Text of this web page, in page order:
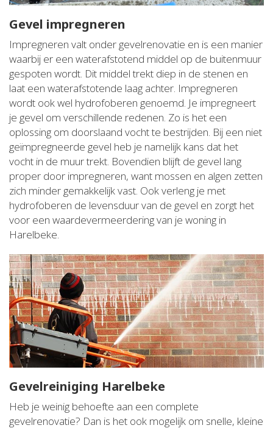
Gevel impregneren
Impregneren valt onder gevelrenovatie en is een manier
waarbij er een waterafstotend middel op de buitenmuur
gespoten wordt. Dit middel trekt diep in de stenen en
laat een waterafstotende laag achter. Impregneren
wordt ook wel hydrofoberen genoemd. Je impregneert
je gevel om verschillende redenen. Zo is het een
oplossing om doorslaand vocht te bestrijden. Bij een niet
geïmpregneerde gevel heb je namelijk kans dat het
vocht in de muur trekt. Bovendien blijft de gevel lang
proper door impregneren, want mossen en algen zetten
zich minder gemakkelijk vast. Ook verleng je met
hydrofoberen de levensduur van de gevel en zorgt het
voor een waardevermeerdering van je woning in
Harelbeke.
Gevelreiniging Harelbeke
Heb je weinig behoefte aan een complete
gevelrenovatie? Dan is het ook mogelijk om snelle, kleine